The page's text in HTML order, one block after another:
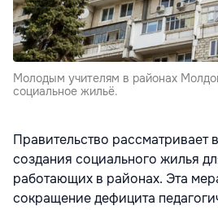
Молодым учителям в районах
социальное жильё.
Правительство рассматривает
создания социального жилья
работающих в районах. Эта
сокращение дефицита